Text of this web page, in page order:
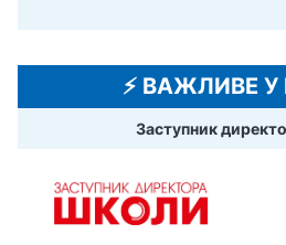
⚡️ ВАЖЛИВЕ У
Заступник